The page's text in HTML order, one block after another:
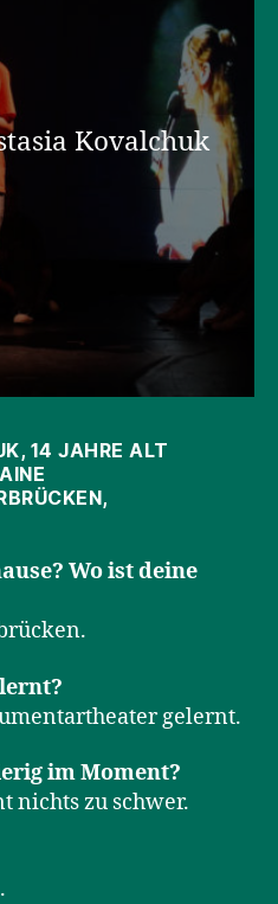
Kovalchuk
14 JAHRE ALT
Wo ist deine
gelernt.
im Moment?
nichts zu schwer.